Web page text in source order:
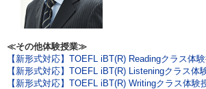
≪その他体験授業≫
【新形式対応】TOEFL iBT(R) Readingクラス体
【新形式対応】TOEFL iBT(R) Listeningクラス体
【新形式対応】TOEFL iBT(R) Writingクラス体験